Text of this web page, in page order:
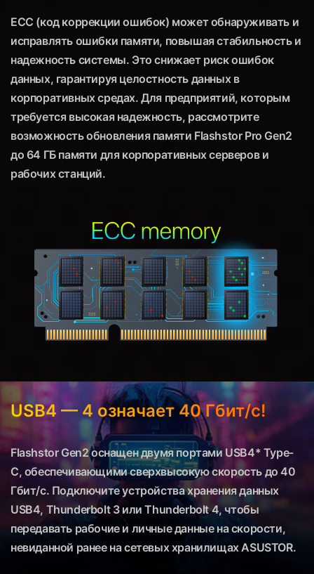
ECC (код коррекции ошибок) может обнаруживать и
исправлять ошибки памяти, повышая стабильность и
надежность системы. Это снижает риск ошибок
данных, гарантируя целостность данных в
корпоративных средах. Для предприятий, которым
требуется высокая надежность, рассмотрите
возможность обновления памяти Flashstor Pro Gen2
до 64 ГБ памяти для корпоративных серверов и
рабочих станций.
USB4 — 4 означает 40 Гбит/с!
Flashstor Gen2 оснащен двумя портами USB4* Type-
C, обеспечивающими сверхвысокую скорость до 40
Гбит/с. Подключите устройства хранения данных
USB4, Thunderbolt 3 или Thunderbolt 4, чтобы
передавать рабочие и личные данные на скорости,
невиданной ранее на сетевых хранилищах ASUSTOR.